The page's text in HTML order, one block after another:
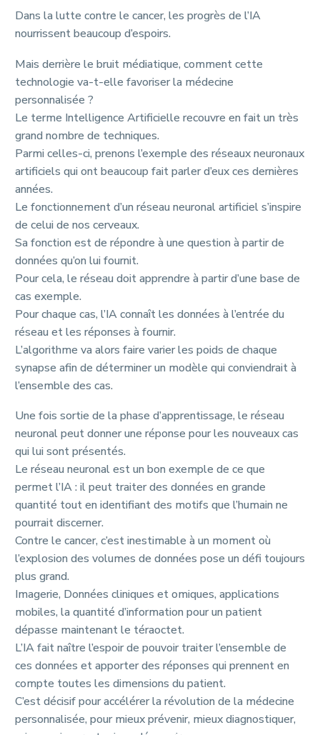
Dans la lutte contre le cancer, les progrès de l’IA
nourrissent beaucoup d’espoirs.
Mais derrière le bruit médiatique, comment cette
technologie va-t-elle favoriser la médecine
personnalisée ?
Le terme Intelligence Artificielle recouvre en fait un très
grand nombre de techniques.
Parmi celles-ci, prenons l’exemple des réseaux neuronaux
artificiels qui ont beaucoup fait parler d’eux ces dernières
années.
Le fonctionnement d’un réseau neuronal artificiel s’inspire
de celui de nos cerveaux.
Sa fonction est de répondre à une question à partir de
données qu’on lui fournit.
Pour cela, le réseau doit apprendre à partir d’une base de
cas exemple.
Pour chaque cas, l’IA connaît les données à l’entrée du
réseau et les réponses à fournir.
L’algorithme va alors faire varier les poids de chaque
synapse afin de déterminer un modèle qui conviendrait à
l’ensemble des cas.
Une fois sortie de la phase d’apprentissage, le réseau
neuronal peut donner une réponse pour les nouveaux cas
qui lui sont présentés.
Le réseau neuronal est un bon exemple de ce que
permet l’IA : il peut traiter des données en grande
quantité tout en identifiant des motifs que l’humain ne
pourrait discerner.
Contre le cancer, c’est inestimable à un moment où
l’explosion des volumes de données pose un défi toujours
plus grand.
Imagerie, Données cliniques et omiques, applications
mobiles, la quantité d’information pour un patient
dépasse maintenant le téraoctet.
L’IA fait naître l’espoir de pouvoir traiter l’ensemble de
ces données et apporter des réponses qui prennent en
compte toutes les dimensions du patient.
C’est décisif pour accélérer la révolution de la médecine
personnalisée, pour mieux prévenir, mieux diagnostiquer,